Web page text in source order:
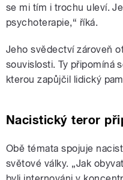
se mi tím i trochu uleví.
psychoterapie,“ říká.
Jeho svědectví zároveň
souvislosti. Ty připomíná
kterou zapůjčil lidický
Nacistický teror
Obě témata spojuje
světové války. „Jak